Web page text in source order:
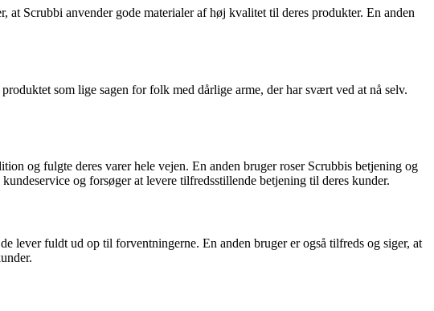
Scrubbi anvender gode materialer af høj kvalitet til deres produkter. En anden
som lige sagen for folk med dårlige arme, der har svært ved at nå selv.
og fulgte deres varer hele vejen. En anden bruger roser Scrubbis betjening og
og forsøger at levere tilfredsstillende betjening til deres kunder.
lever fuldt ud op til forventningerne. En anden bruger er også tilfreds og siger, at